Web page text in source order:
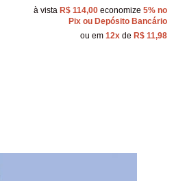
à vista R$ 114,00 economize 5% no
Pix ou Depósito Bancário
ou em 12x de R$ 11,98